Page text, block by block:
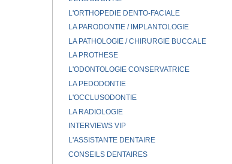
L'ORTHOPEDIE DENTO-FACIALE
LA PARODONTIE / IMPLANTOLOGIE
LA PATHOLOGIE / CHIRURGIE BUCCALE
LA PROTHESE
L'ODONTOLOGIE CONSERVATRICE
LA PEDODONTIE
L'OCCLUSODONTIE
LA RADIOLOGIE
INTERVIEWS VIP
L'ASSISTANTE DENTAIRE
CONSEILS DENTAIRES